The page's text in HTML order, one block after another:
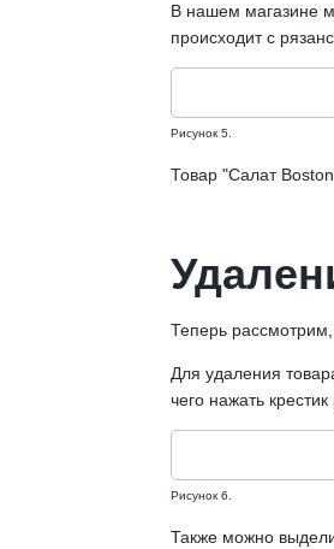
В нашем магазине
происходит с
Рисунок 5.
Товар "Салат
Теперь рассмотрим,
Для удаления
чего нажать
Рисунок 6.
Также можно